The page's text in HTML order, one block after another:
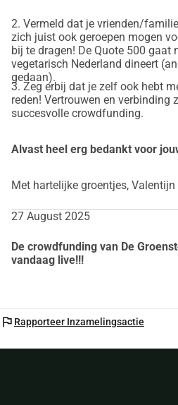
dragen in de
Als het lukt om de
uiterlijk 30 september
kan ik bovenstaande
met uw hulp, echt
What’s in it
lezen welke directe
wil gaan realiseren.
2. Vermeld dat je vrienden/
zich juist ook geroepen mogen
bij te dragen! De Quote 500 gaat
vegetarisch Nederland dineert
gedaan).
3. Zeg erbij dat je zelf ook hebt
reden! Vertrouwen en verbinding
succesvolle crowdfunding.
Alvast heel erg bedankt voor
Met hartelijke groentjes, Valentijn
27 August 2025
De crowdfunding van De
vandaag live!!!
flag Rapporteer Inzamelingsactie